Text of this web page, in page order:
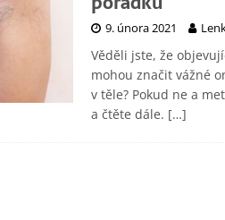
9. února 2021
Věděli jste, že
mohou značit vážné
v těle? Pokud ne a
a čtěte dále. […]